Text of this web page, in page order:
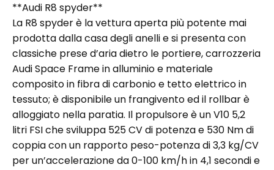
**Audi R8 spyder**
La R8 spyder è la vettura aperta più potente mai
prodotta dalla casa degli anelli e si presenta con
classiche prese d’aria dietro le portiere, carrozzeria
Audi Space Frame in alluminio e materiale
composito in fibra di carbonio e tetto elettrico in
tessuto; è disponibile un frangivento ed il rollbar è
alloggiato nella paratia. Il propulsore è un V10 5,2
litri FSI che sviluppa 525 CV di potenza e 530 Nm di
coppia con un rapporto peso-potenza di 3,3 kg/CV
per un’accelerazione da 0-100 km/h in 4,1 secondi e